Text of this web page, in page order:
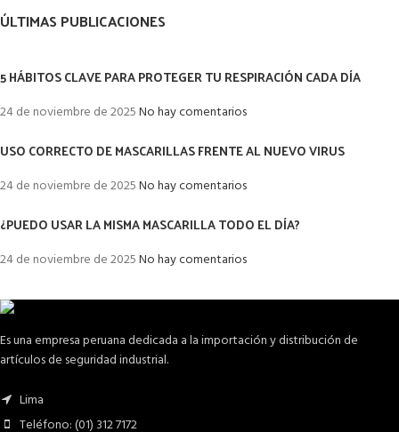
ÚLTIMAS PUBLICACIONES
5 HÁBITOS CLAVE PARA PROTEGER TU RESPIRACIÓN CADA DÍA
24 de noviembre de 2025No hay comentarios
USO CORRECTO DE MASCARILLAS FRENTE AL NUEVO VIRUS
24 de noviembre de 2025No hay comentarios
¿PUEDO USAR LA MISMA MASCARILLA TODO EL DÍA?
24 de noviembre de 2025No hay comentarios
Es una empresa peruana dedicada a la importación y distribución de
artículos de seguridad industrial.
Lima
Teléfono: (01) 312 7172